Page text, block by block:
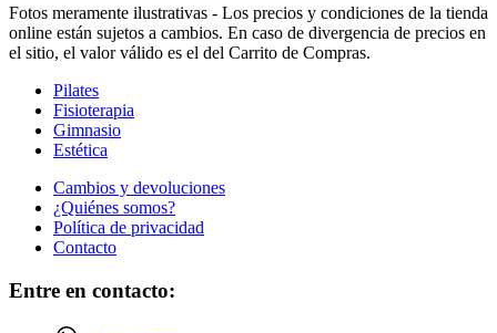
Fotos meramente ilustrativas - Los precios y condiciones de la tienda
online están sujetos a cambios. En caso de divergencia de precios en
el sitio, el valor válido es el del Carrito de Compras.
Pilates
Fisioterapia
Gimnasio
Estética
Cambios y devoluciones
¿Quiénes somos?
Política de privacidad
Contacto
Entre en contacto: